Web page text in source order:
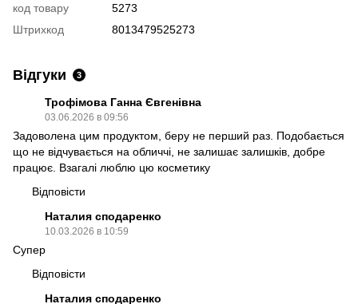
код товару
5273
Штрихкод
8013479525273
Відгуки 3
Трофімова Ганна Євгенівна
03.06.2026 в 09:56
Задоволена цим продуктом, беру не перший раз. Подобається
що не відчувається на обличчі, не залишає залишків, добре
працює. Взагалі люблю цю косметику
Відповісти
Наталия сподаренко
10.03.2026 в 10:59
Супер
Відповісти
Наталия сподаренко